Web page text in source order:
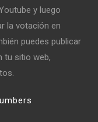
y luego
la votación en
puedes publicar
tu sitio web,